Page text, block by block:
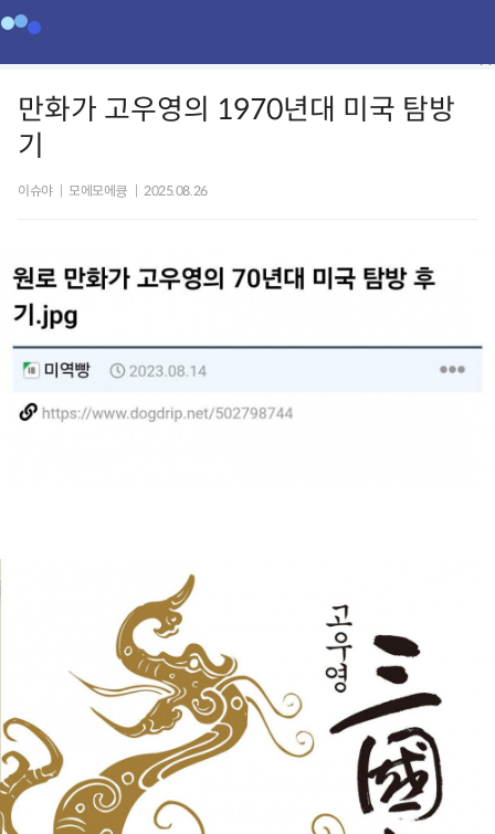
만화가 고우영의 1970년대 미국 탐방
기
이슈야 모에모에큥 2025.08.26